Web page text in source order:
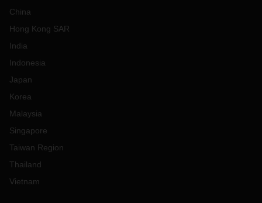
China
Hong Kong SAR
India
Indonesia
Japan
Korea
Malaysia
Singapore
Taiwan Region
Thailand
Vietnam